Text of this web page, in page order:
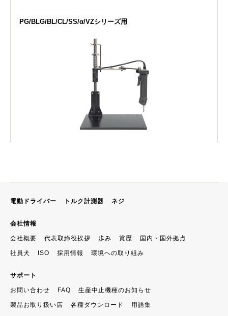
PG/BLG/BL/CL/SS/α/VZシリーズ用
電動ドライバー トルク計測器 ネジ
会社情報
会社概要 代表取締役挨拶 歩み 賞歴 国内・国外拠点
社員犬 ISO 採用情報 環境への取り組み
サポート
お問い合わせ FAQ 生産中止機種のお知らせ
製品お取り扱い店 各種ダウンロード 用語集